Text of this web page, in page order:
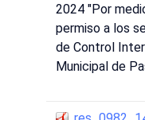
2024 "Por
permiso a los
de Control
Municipal de